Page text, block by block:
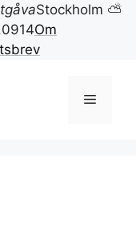
Stockholm ⛅
Om
Meny